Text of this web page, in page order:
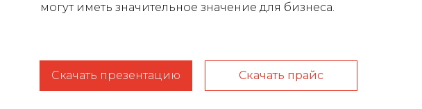
Скачать презентацию Скачать прайс
могут иметь значительное значение для бизнеса.